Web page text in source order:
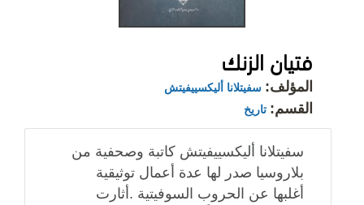
فتيان الزنك
المؤلف: سفيتلانا أليكسييفيتش
القسم: تاريخ
سفيتلانا أليكسييفيتش كاتبة وصحفية من
بلاروسيا صدر لها عدة أعمال توثيقية
أغلبها عن الحروب السوفيتية .أثارت